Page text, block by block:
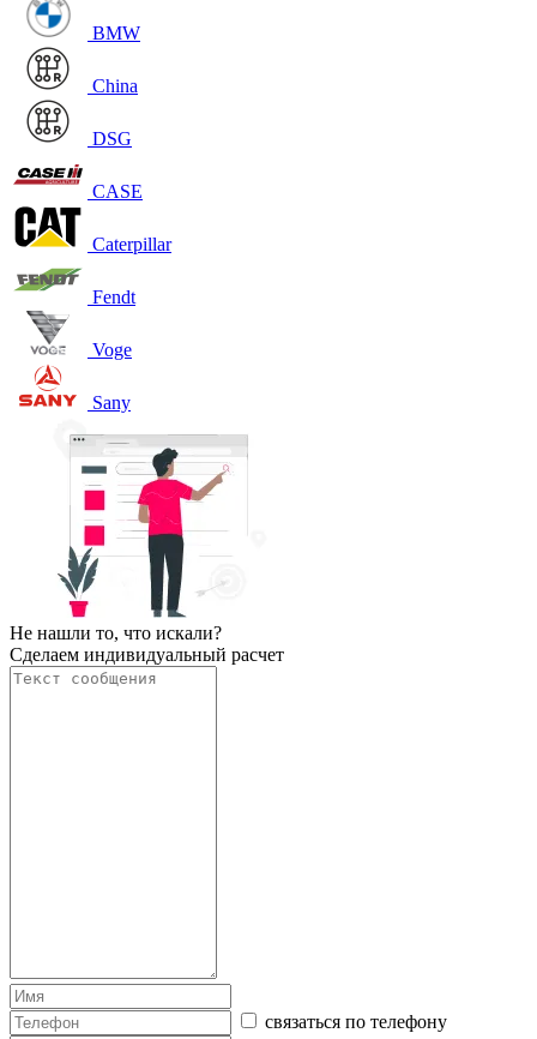
BMW
China
DSG
CASE
Caterpillar
Fendt
Voge
Sany
Не нашли то, что искали?
Сделаем индивидуальный расчет
связаться по телефону